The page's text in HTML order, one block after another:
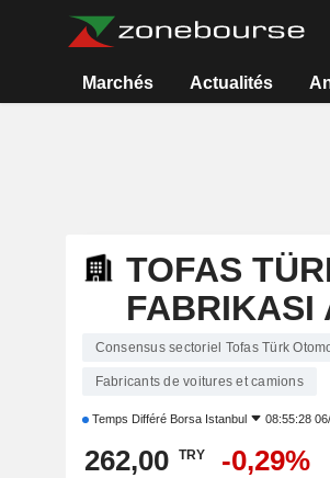
Marchés Actualités
TOFAS
FABRIKASI
Consensus sectoriel Tofas Türk
Fabricants de voitures et camions
Temps Différé Borsa Istanbul 08:55:28
262,00 TRY -0,29%